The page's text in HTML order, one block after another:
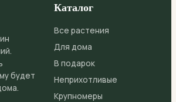
будет
Каталог
Все растения
Для дома
В подарок
Неприхотливые
Крупномеры